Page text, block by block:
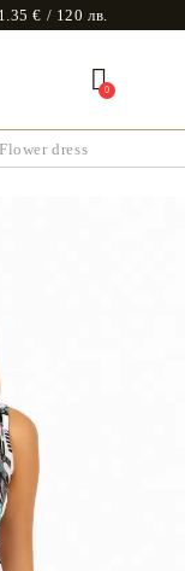
€ / 120 лв.
0
dress